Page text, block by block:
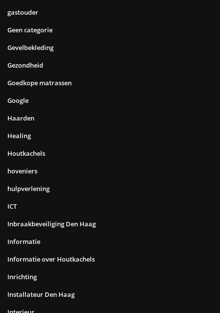
gastouder
Geen categorie
Gevelbekleding
Gezondheid
Goedkope matrassen
Google
Haarden
Healing
Houtkachels
hoveniers
hulpverlening
ICT
Inbraakbeveiliging Den Haag
Informatie
Informatie over Houtkachels
Inrichting
Installateur Den Haag